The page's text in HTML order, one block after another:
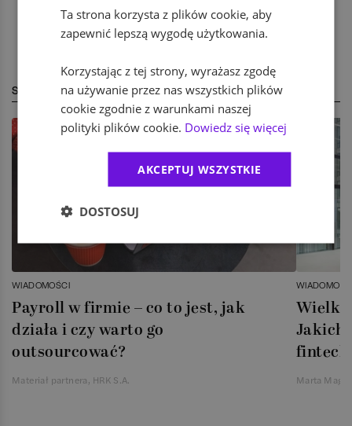
STREFA EKSPERTA
WIADOMOŚCI
Payroll w firmie – co to jest, jak
działa i czy warto go
outsourcować?
Materiał partnera, HRK S.A.
Jakich
Marta
Ta strona korzysta z plików cookie, aby
zapewnić lepszą wygodę użytkowania.
Korzystając z tej strony, wyrażasz zgodę
na używanie przez nas wszystkich plików
cookie zgodnie z warunkami naszej
polityki plików cookie. Dowiedz się więcej
AKCEPTUJ WSZYSTKIE
DOSTOSUJ